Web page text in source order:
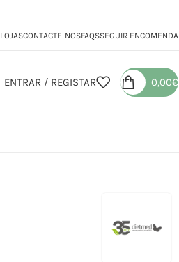
LOJASCONTACTE-NOSFAQSSEGUIR ENCOMENDA
ENTRAR / REGISTAR 0,00€